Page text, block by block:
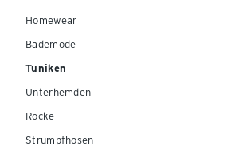
Homewear
Bademode
Tuniken
Unterhemden
Röcke
Strumpfhosen